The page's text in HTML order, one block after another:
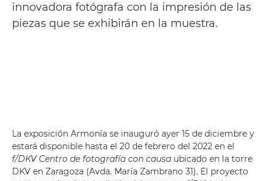
innovadora fotógrafa con la impresión de las
piezas que se exhibirán en la muestra.
La exposición Armonía se inauguró ayer 15 de diciembre y
estará disponible hasta el 20 de febrero del 2022 en el
f/DKV Centro de fotografía con causa ubicado en la torre
DKV en Zaragoza (Avda. María Zambrano 31). El proyecto